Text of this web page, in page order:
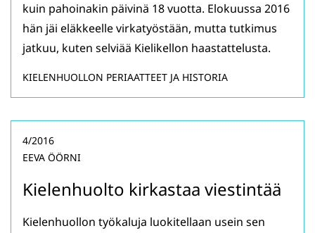
kuin pahoinakin päivinä 18 vuotta. Elokuussa 2016
hän jäi eläkkeelle virkatyöstään, mutta tutkimus
jatkuu, kuten selviää Kielikellon haastattelusta.
KIELENHUOLLON PERIAATTEET JA HISTORIA
Kielenhuolto kirkastaa viestintää
4/2016
EEVA ÖÖRNI
Kielenhuollon työkaluja luokitellaan usein sen